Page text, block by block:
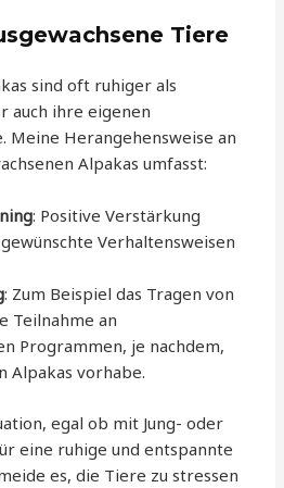
Tiere
sind oft ruhiger als
auch ihre eigenen
Meine Herangehensweise an
Alpakas umfasst:
: Positive Verstärkung
Verhaltensweisen
: Zum Beispiel das Tragen von
Teilnahme an
Programmen, je nachdem,
Alpakas vorhabe.
egal ob mit Jung- oder
eine ruhige und entspannte
es, die Tiere zu stressen